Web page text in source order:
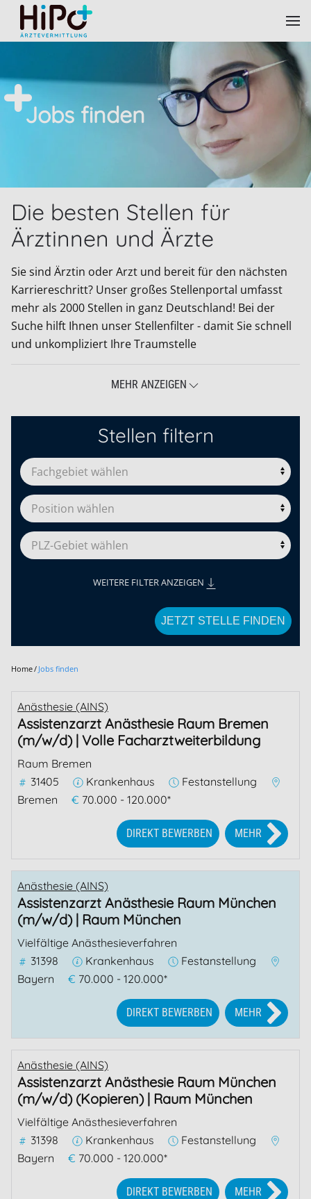
Skip to main content
Jobs finden
Die besten Stellen für
Ärztinnen und Ärzte
Sie sind Ärztin oder Arzt und bereit für den nächsten
Karriereschritt? Unser großes Stellenportal umfasst
mehr als 2000 Stellen in ganz Deutschland! Bei der
Suche hilft Ihnen unser Stellenfilter - damit Sie schnell
und unkompliziert Ihre Traumstelle
MEHR ANZEIGEN
Home Jobs finden
Anästhesie (AINS)
Assistenzarzt Anästhesie Raum Bremen
(m/w/d) | Volle Facharztweiterbildung
Raum Bremen
31405
Krankenhaus
Festanstellung
Bremen
€ 70.000 - 120.000*
MEHR
DIREKT BEWERBEN
Anästhesie (AINS)
Assistenzarzt Anästhesie Raum München
(m/w/d) | Raum München
Vielfältige Anästhesieverfahren
31398
Krankenhaus
Festanstellung
Bayern
€ 70.000 - 120.000*
MEHR
DIREKT BEWERBEN
Anästhesie (AINS)
Assistenzarzt Anästhesie Raum München
(m/w/d) (Kopieren) | Raum München
Vielfältige Anästhesieverfahren
31398
Krankenhaus
Festanstellung
Bayern
€ 70.000 - 120.000*
MEHR
DIREKT BEWERBEN
Stellen filtern
WEITERE FILTER ANZEIGEN
JETZT STELLE FINDEN